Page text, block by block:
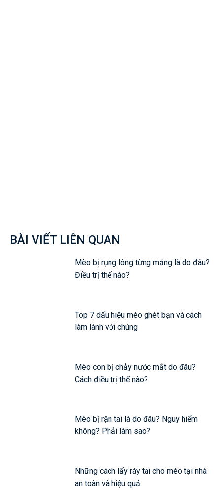
BÀI VIẾT LIÊN QUAN
Mèo bị rụng lông từng mảng là do đâu?
Điều trị thế nào?
Top 7 dấu hiệu mèo ghét bạn và cách
làm lành với chúng
Mèo con bị chảy nước mắt do đâu?
Cách điều trị thế nào?
Mèo bị rận tai là do đâu? Nguy hiểm
không? Phải làm sao?
Những cách lấy ráy tai cho mèo tại nhà
an toàn và hiệu quả